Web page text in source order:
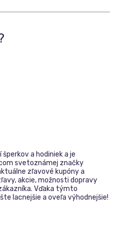
a hodiniek a je
svetoznámej značky
zľavové kupóny a
akcie, možnosti dopravy
Vďaka týmto
lacnejšie a oveľa výhodnejšie!